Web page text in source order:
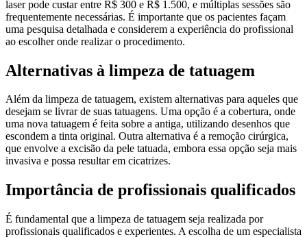
laser pode custar entre R$ 300 e R$ 1.500, e múltiplas sessões são
frequentemente necessárias. É importante que os pacientes façam
uma pesquisa detalhada e considerem a experiência do profissional
ao escolher onde realizar o procedimento.
Alternativas à limpeza de tatuagem
Além da limpeza de tatuagem, existem alternativas para aqueles que
desejam se livrar de suas tatuagens. Uma opção é a cobertura, onde
uma nova tatuagem é feita sobre a antiga, utilizando desenhos que
escondem a tinta original. Outra alternativa é a remoção cirúrgica,
que envolve a excisão da pele tatuada, embora essa opção seja mais
invasiva e possa resultar em cicatrizes.
Importância de profissionais qualificados
É fundamental que a limpeza de tatuagem seja realizada por
profissionais qualificados e experientes. A escolha de um especialista